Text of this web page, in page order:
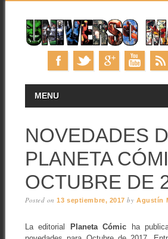
MAIN MENU
MENU
NOVEDADES
PLANETA
OCTUBRE DE
Posted on13 septiembre, 2017 byAgustín
La editorial Planeta Cómic ha